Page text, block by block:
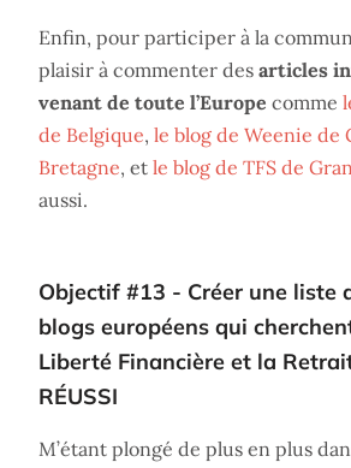
Enfin, pour participer à la
plaisir à commenter des articles
venant de toute l’Europe comme
de Belgique, le blog de Weenie de
Bretagne, et le blog de TFS de
aussi.
Objectif #13 - Créer une liste
blogs européens qui
Liberté Financière et la
RÉUSSI
M’étant plongé de plus en plus